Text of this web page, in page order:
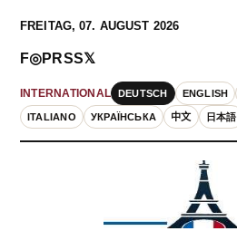
FREITAG, 07. AUGUST 2026
INTERNATIONAL DEUTSCH ENGLISH
ITALIANO УКРАЇНСЬКА 中文 日本語
F◎PRSS𝕏